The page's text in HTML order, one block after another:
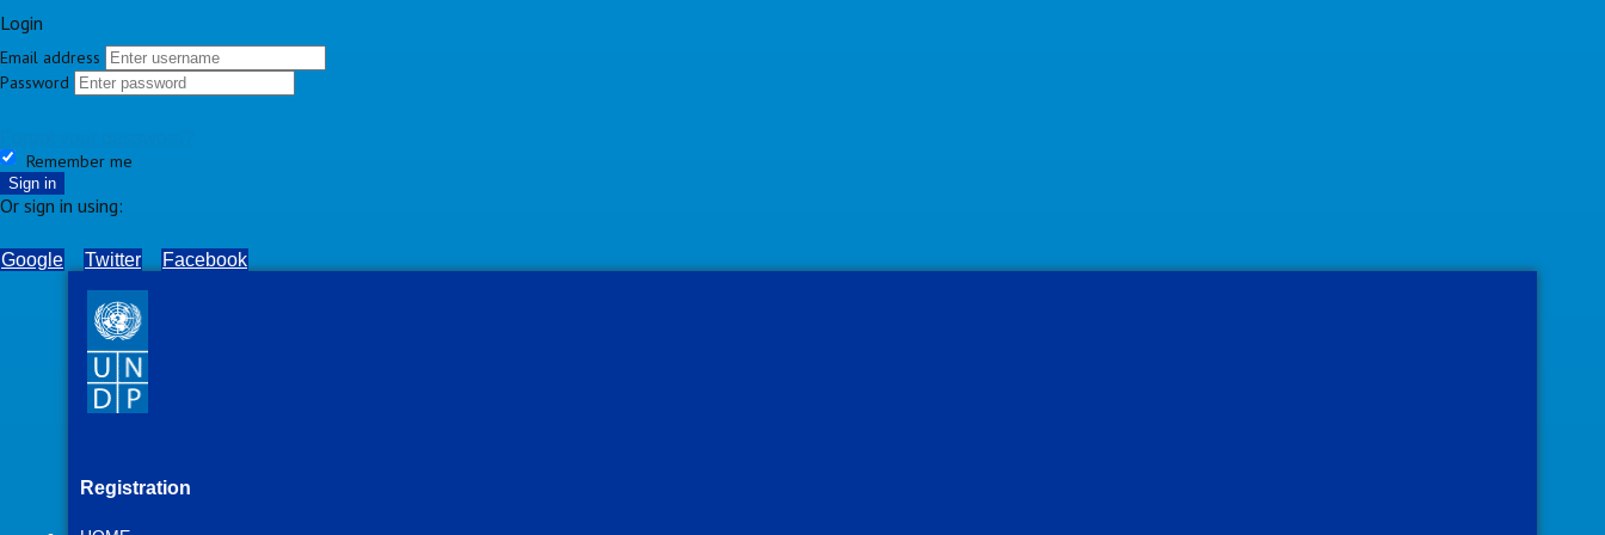
Login
Email address
Password
Remember me
Sign in
Or sign in using:
Google Twitter Facebook
Registration